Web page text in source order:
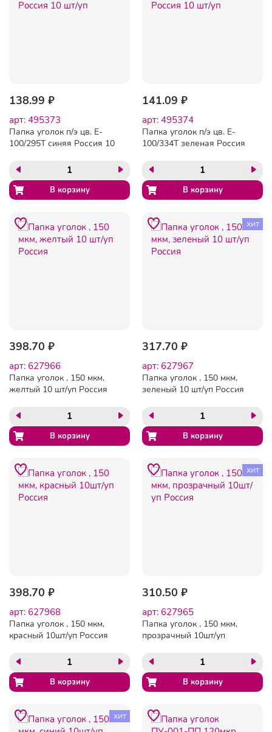
138.99 ₽
арт: 495373
Папка уголок п/э цв. E-
100/295T синяя Россия 10
141.09 ₽
арт: 495374
Папка уголок п/э цв. E-
100/334T зеленая Россия
398.70 ₽
арт: 627966
Папка уголок , 150 мкм,
желтый 10 шт/уп Россия
хит
317.70 ₽
арт: 627967
Папка уголок , 150 мкм,
зеленый 10 шт/уп Россия
398.70 ₽
арт: 627968
Папка уголок , 150 мкм,
красный 10шт/уп Россия
хит
310.50 ₽
арт: 627965
Папка уголок , 150 мкм,
прозрачный 10шт/уп
хит